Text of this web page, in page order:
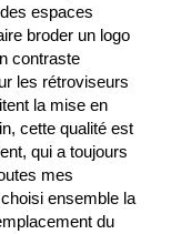
espaces
broder un logo
contraste
les rétroviseurs
la mise en
cette qualité est
qui a toujours
mes
ensemble la
du